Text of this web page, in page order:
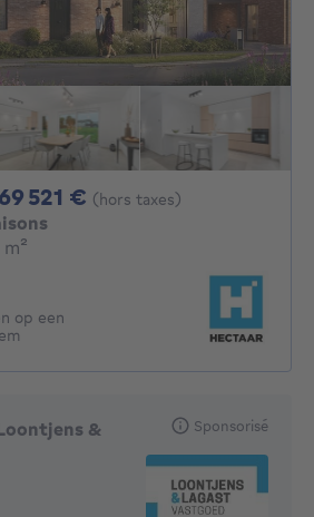
521 € De 365322€ À
(hors taxes)
m²
op een
&
Sponsorisé